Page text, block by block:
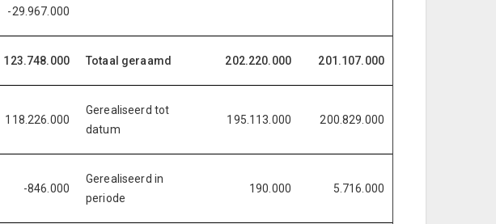
-29.967.000
123.748.000 Totaal geraamd 202.220.000 201.107.000
118.226.000
Gerealiseerd tot
datum
195.113.000 200.829.000
-846.000
Gerealiseerd in
periode
190.000 5.716.000